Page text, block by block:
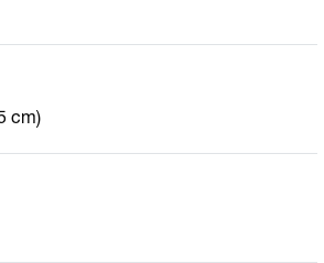
cm)